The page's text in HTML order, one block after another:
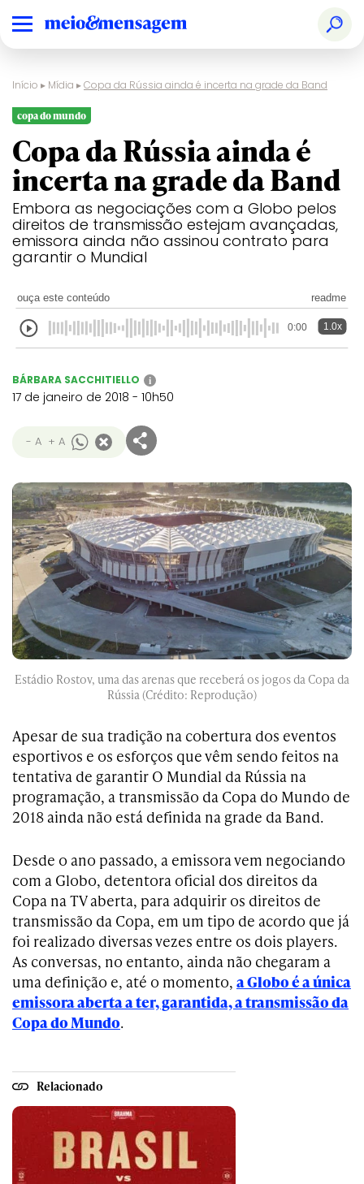
Início ▸ Mídia ▸Copa da Rússia ainda é incerta na grade da Band
copa do mundo
Copa da Rússia ainda é
incerta na grade da Band
Embora as negociações com a Globo pelos
direitos de transmissão estejam avançadas,
emissora ainda não assinou contrato para
garantir o Mundial
ouça este conteúdo readme
0:00 1.0x
BÁRBARA SACCHITIELLO i
17 de janeiro de 2018 - 10h50
- A + A
Estádio Rostov, uma das arenasque receberá os jogos da Copa da
Rússia (Crédito: Reprodução)
Apesar de sua tradição na cobertura dos eventos
esportivos e os esforços que vêm sendo feitos na
tentativa de garantir O Mundial da Rússia na
programação, a transmissão da Copa do Mundo de
2018 ainda não está definida na grade da Band.
Desde o ano passado, a emissora vem negociando
com a Globo, detentora oficial dos direitos da
Copa na TV aberta, para adquirir os direitos de
transmissão da Copa, em um tipo de acordo que já
foi realizado diversas vezes entre os dois players.
As conversas, no entanto, ainda não chegaram a
uma definição e, até o momento, a Globo é a única
emissora aberta a ter, garantida, a transmissão da
Copa do Mundo.
Relacionado